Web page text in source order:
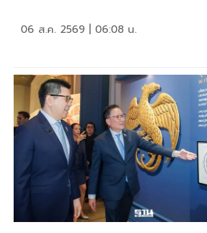
06 ส.ค. 2569 | 06:08 น.